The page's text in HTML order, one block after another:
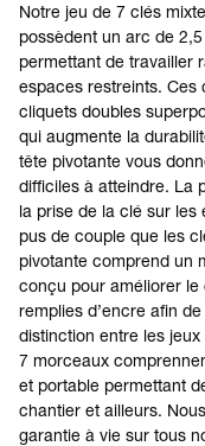
Notre jeu de 7 clés
possèdent un arc de
permettant de travailler
espaces restreints. Ces
cliquets doubles
qui augmente la
tête pivotante vous
difficiles à atteindre. La
la prise de la clé sur
pus de couple que les
pivotante comprend un
conçu pour améliorer
remplies d’encre afin
distinction entre les
7 morceaux
et portable permettant
chantier et ailleurs.
garantie à vie sur tous